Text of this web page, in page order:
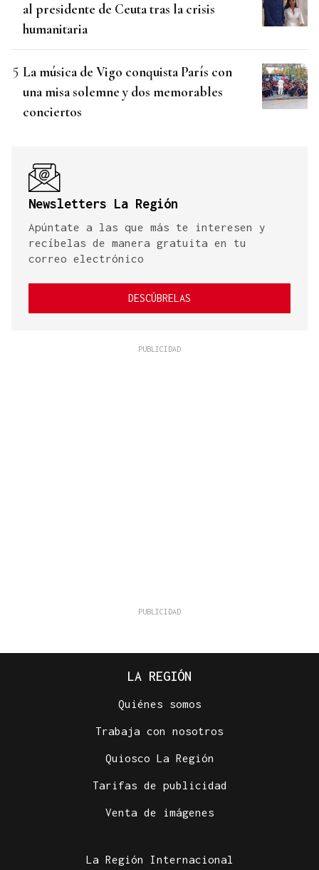
al presidente de Ceuta tras la crisis
humanitaria
La música de Vigo conquista París con
una misa solemne y dos memorables
conciertos
Newsletters La Región
Apúntate a las que más te interesen y
recíbelas de manera gratuita en tu
correo electrónico
DESCÚBRELAS
LA REGIÓN
Quiénes somos
Trabaja con nosotros
Quiosco La Región
Tarifas de publicidad
Venta de imágenes
La Región Internacional